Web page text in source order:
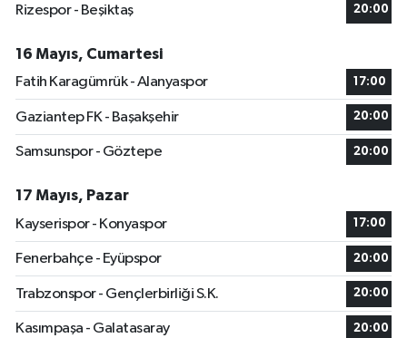
Rizespor - Beşiktaş
20:00
16 Mayıs, Cumartesi
Fatih Karagümrük - Alanyaspor
17:00
Gaziantep FK - Başakşehir 20:00
Samsunspor - Göztepe 20:00
17 Mayıs, Pazar
Kayserispor - Konyaspor
17:00
Fenerbahçe - Eyüpspor 20:00
Trabzonspor - Gençlerbirliği S.K. 20:00
Kasımpaşa - Galatasaray 20:00